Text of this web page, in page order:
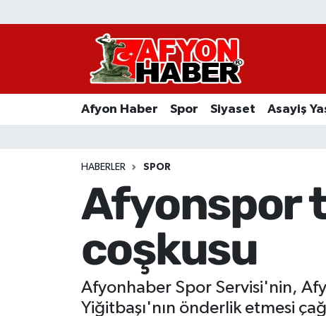
Afyon Haber Spor Siyaset Asayiş
HABERLER SPOR
Afyonspor
coşkusu
Afyonhaber Spor Servisi'nin,
Yiğitbaşı'nın önderlik etmesi
Afyon Haber
Asayiş Yaşam
Sivil Toplum
Ekonomi